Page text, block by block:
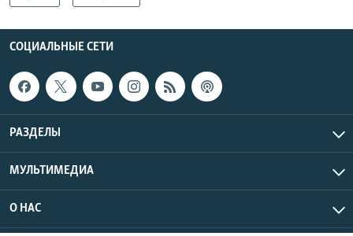
СОЦИАЛЬНЫЕ СЕТИ
РАЗДЕЛЫ
МУЛЬТИМЕДИА
О НАС